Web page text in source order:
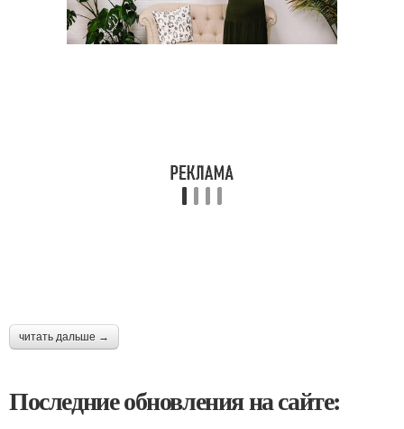
читать дальше →
Последние обновления на сайте: